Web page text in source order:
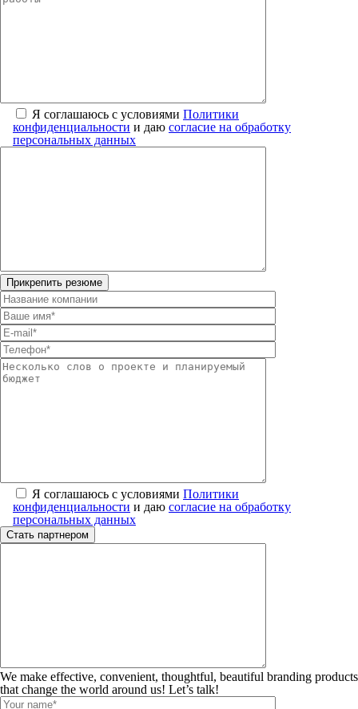
Я соглашаюсь с условиями Политики
конфиденциальности и даю согласие на обработку
персональных данных
Я соглашаюсь с условиями Политики
конфиденциальности и даю согласие на обработку
персональных данных
We make effective, convenient, thoughtful, beautiful branding products
that change the world around us! Let’s talk!